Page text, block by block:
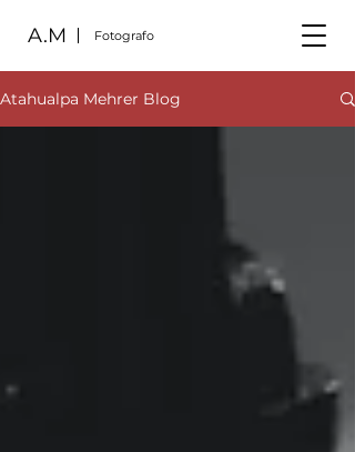
A.M Fotografo
Atahualpa Mehrer Blog